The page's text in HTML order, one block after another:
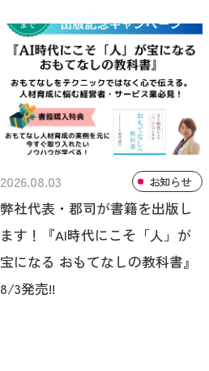
2026.08.03 お知らせ
弊社代表・郡司が書籍を出版し
ます！『AI時代にこそ「人」が
宝になる おもてなしの教科書』
8/3発売!!